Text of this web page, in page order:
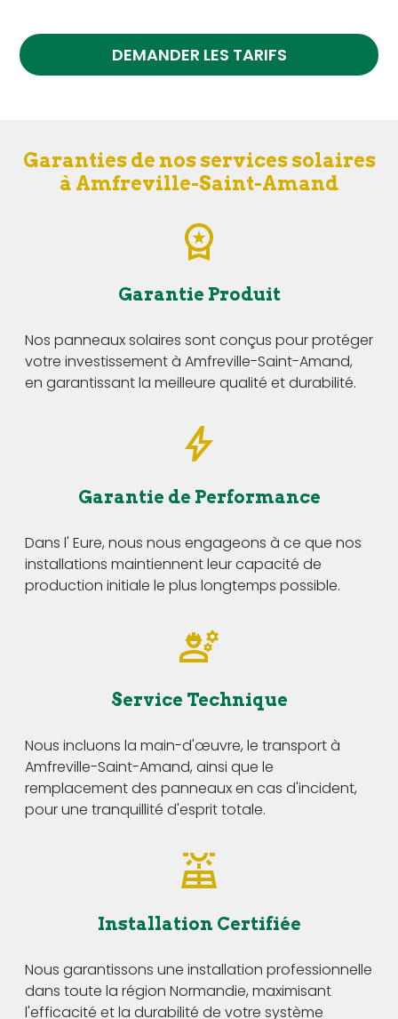
DEMANDER LES TARIFS
Garanties de nos services solaires
à Amfreville-Saint-Amand
Garantie Produit
Nos panneaux solaires sont conçus pour protéger
votre investissement à Amfreville-Saint-Amand,
en garantissant la meilleure qualité et durabilité.
Garantie de Performance
Dans l' Eure, nous nous engageons à ce que nos
installations maintiennent leur capacité de
production initiale le plus longtemps possible.
Service Technique
Nous incluons la main-d'œuvre, le transport à
Amfreville-Saint-Amand, ainsi que le
remplacement des panneaux en cas d'incident,
pour une tranquillité d'esprit totale.
Installation Certifiée
Nous garantissons une installation professionnelle
dans toute la région Normandie, maximisant
l'efficacité et la durabilité de votre système